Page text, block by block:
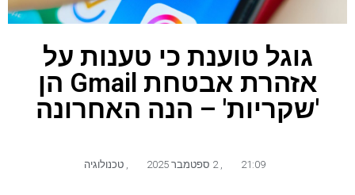
גוגל טוענת כי טענות על
אזהרת אבטחת Gmail הן
'שקריות' – הנה האחרונה
21:09 2 ספטמבר 2025 טכנולוגיה